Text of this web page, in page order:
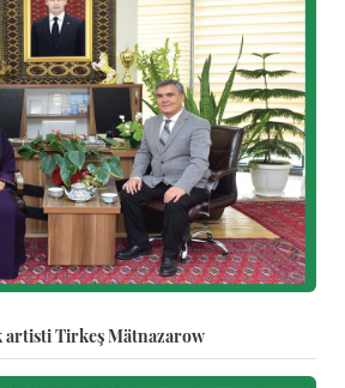
Tirkeş Mätnazarow